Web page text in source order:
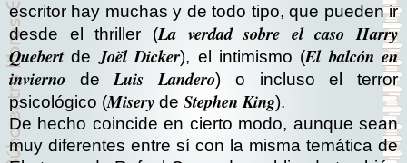
escritor hay muchas y de todo tipo, que pueden ir
desde el thriller (La verdad sobre el caso Harry
Quebertde Joël Dicker), el intimismo (El balcón en
invierno
de Luis Landero) o incluso el terror
psicológico (Misery de Stephen King).
De hecho coincide en cierto modo, aunque sean
muy diferentes entre sí con la misma temática de